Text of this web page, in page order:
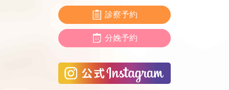
診察予約
分娩予約